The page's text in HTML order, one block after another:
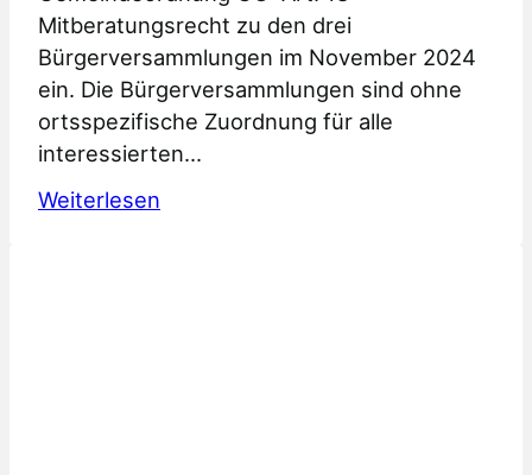
Mitberatungsrecht zu den drei
Bürgerversammlungen im November 2024
ein. Die Bürgerversammlungen sind ohne
ortsspezifische Zuordnung für alle
interessierten…
Weiterlesen